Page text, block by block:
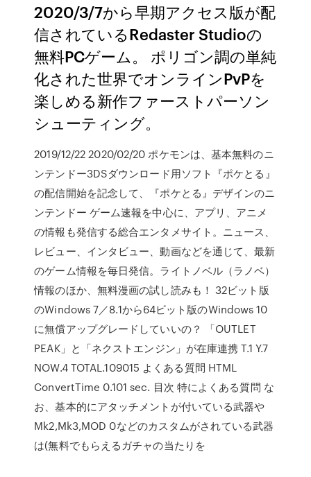
2020/3/7から早期アクセス版が配
信されているRedaster Studioの
無料PCゲーム。 ポリゴン調の単純
化された世界でオンラインPvPを
楽しめる新作ファーストパーソン
シューティング。
2019/12/22 2020/02/20 ポケモンは、基本無料のニ
ンテンドー3DSダウンロード用ソフト『ポケとる』
の配信開始を記念して、『ポケとる』デザインのニ
ンテンドー ゲーム速報を中心に、アプリ、アニメ
の情報も発信する総合エンタメサイト。ニュース、
レビュー、インタビュー、動画などを通じて、最新
のゲーム情報を毎日発信。ライトノベル（ラノベ）
情報のほか、無料漫画の試し読みも！ 32ビット版
のWindows 7／8.1から64ビット版のWindows 10
に無償アップグレードしていいの？ 「OUTLET
PEAK」と「ネクストエンジン」が在庫連携 T.1 Y.7
NOW.4 TOTAL.109015 よくある質問 HTML
ConvertTime 0.101 sec. 目次 特によくある質問 な
お、基本的にアタッチメントが付いている武器や
Mk2,Mk3,MOD 0などのカスタムがされている武器
は(無料でもらえるガチャの当たりを